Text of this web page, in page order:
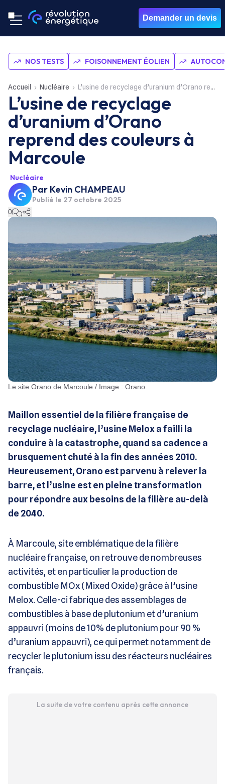
Demander un devis
NOS TESTS FOISONNEMENT ÉOLIEN
Accueil Nucléaire L’usine de recyclage d’uranium d’Orano reprend des couleurs à Marcoule
L’usine de recyclage
d’uranium d’Orano
reprend des couleurs à
Marcoule
Nucléaire
Par Kevin CHAMPEAU
Publié le 27 octobre 2025
0
Le site Orano de Marcoule / Image : Orano.
Maillon essentiel de la filière française de
recyclage nucléaire, l’usine Melox a failli la
conduire à la catastrophe, quand sa cadence a
brusquement chuté à la fin des années 2010.
Heureusement, Orano est parvenu à relever la
barre, et l’usine est en pleine transformation
pour répondre aux besoins de la filière au-delà
de 2040.
À Marcoule, site emblématique de la filière
nucléaire française, on retrouve de nombreuses
activités, et en particulier la production de
combustible MOx (Mixed Oxide) grâce à l’usine
Melox. Celle-ci fabrique des assemblages de
combustibles à base de plutonium et d’uranium
appauvri (moins de 10% de plutonium pour 90 %
d’uranium appauvri), ce qui permet notamment de
recycler le plutonium issu des réacteurs nucléaires
français.
La suite de votre contenu après cette annonce